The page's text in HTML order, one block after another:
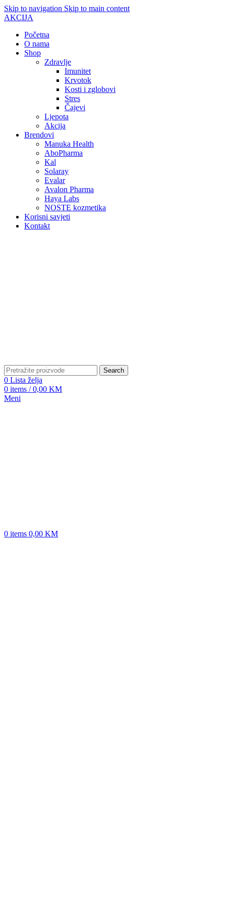
Skip to navigation Skip to main content
AKCIJA
Početna
O nama
Shop
Zdravlje
Imunitet
Krvotok
Kosti i zglobovi
Stres
Čajevi
Ljepota
Akcija
Brendovi
Manuka Health
AboPharma
Kal
Solaray
Evalar
Avalon Pharma
Haya Labs
NOSTE kozmetika
Korisni savjeti
Kontakt
Search
0 Lista želja
0 items / 0,00 KM
Meni
0 items 0,00 KM